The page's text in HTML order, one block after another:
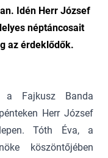
Idén Herr József
néptáncosait
az érdeklődők.
a Fajkusz Banda
Herr József
Tóth Éva, a
köszöntőjében